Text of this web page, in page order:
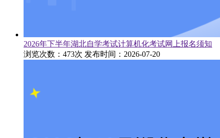
2026年下半年湖北自学考试计算机化考试网上报名须知
浏览次数：473次 发布时间：2026-07-20